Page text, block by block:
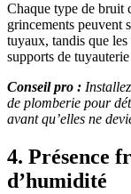
Chaque type de bruit
grincements peuvent
tuyaux, tandis que
supports de
Conseil pro :
de plomberie pour
avant qu’elles ne
4. Présence
d’humidité